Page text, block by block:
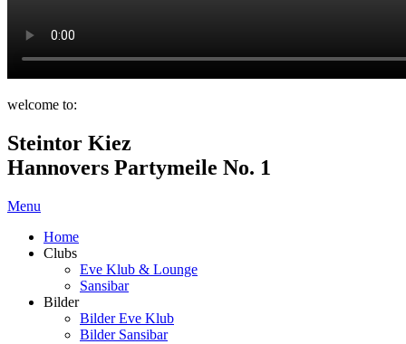
welcome to:
Steintor Kiez
Hannovers Partymeile No. 1
Menu
Home
Clubs
Eve Klub & Lounge
Sansibar
Bilder
Bilder Eve Klub
Bilder Sansibar